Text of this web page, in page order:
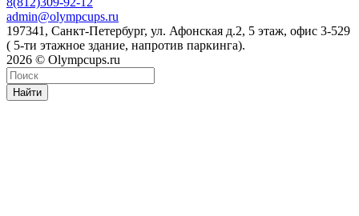
admin@olympcups.ru
197341, Санкт-Петербург, ул. Афонская д.2, 5 этаж, офис 3-529
( 5-ти этажное здание, напротив паркинга).
2026 © Olympcups.ru
Найти